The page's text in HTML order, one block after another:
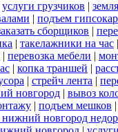
услуги грузчиков |
| подъем
сборщиков |
| такелажники на час
| перевозка мебели |
| копка траншей |
| стрейч лента |
новгород | вывоз
| подъем мешков
нижний новгород